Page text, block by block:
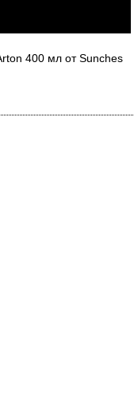
400 мл от Sunches